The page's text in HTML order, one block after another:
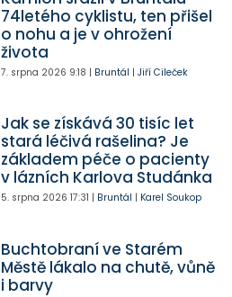
74letého cyklistu, ten přišel
o nohu a je v ohrožení
života
7. srpna 2026 9:18 | Bruntál | Jiří Cileček
Jak se získává 30 tisíc let
stará léčivá rašelina? Je
základem péče o pacienty
v lázních Karlova Studánka
5. srpna 2026 17:31 | Bruntál | Karel Soukop
Buchtobraní ve Starém
Městě lákalo na chutě, vůně
i barvy